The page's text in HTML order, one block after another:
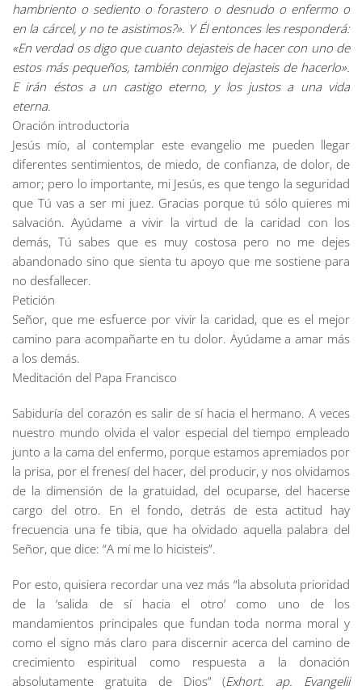
hambriento o sediento o forastero o desnudo o enfermo o
en la cárcel, y no te asistimos?». Y Él entonces les responderá:
«En verdad os digo que cuanto dejasteis de hacer con uno de
estos más pequeños, también conmigo dejasteis de hacerlo».
E irán éstos a un castigo eterno, y los justos a una vida
eterna.
Oración introductoria
Jesús mío, al contemplar este evangelio me pueden llegar
diferentes sentimientos, de miedo, de confianza, de dolor, de
amor; pero lo importante, mi Jesús, es que tengo la seguridad
que Tú vas a ser mi juez. Gracias porque tú sólo quieres mi
salvación. Ayúdame a vivir la virtud de la caridad con los
demás, Tú sabes que es muy costosa pero no me dejes
abandonado sino que sienta tu apoyo que me sostiene para
no desfallecer.
Petición
Señor, que me esfuerce por vivir la caridad, que es el mejor
camino para acompañarte en tu dolor. Ayúdame a amar más
a los demás.
Meditación del Papa Francisco
Sabiduría del corazón es salir de sí hacia el hermano. A veces
nuestro mundo olvida el valor especial del tiempo empleado
junto a la cama del enfermo, porque estamos apremiados por
la prisa, por el frenesí del hacer, del producir, y nos olvidamos
de la dimensión de la gratuidad, del ocuparse, del hacerse
cargo del otro. En el fondo, detrás de esta actitud hay
frecuencia una fe tibia, que ha olvidado aquella palabra del
Señor, que dice: “A mí me lo hicisteis”.
Por esto, quisiera recordar una vez más “la absoluta prioridad
de la ‘salida de sí hacia el otro’ como uno de los
mandamientos principales que fundan toda norma moral y
como el signo más claro para discernir acerca del camino de
crecimiento espiritual como respuesta a la donación
absolutamente gratuita de Dios” (Exhort. ap. Evangelii